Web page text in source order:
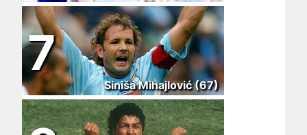
7
Siniša Mihajlović (67)